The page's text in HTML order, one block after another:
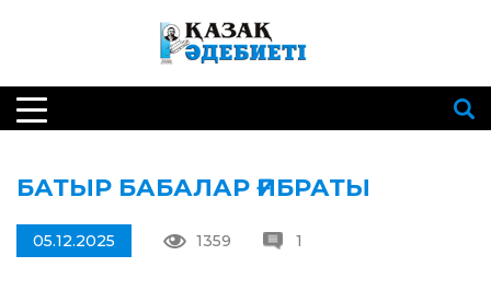
БАТЫР БАБАЛАР ҒИБРАТЫ
05.12.2025 1359 1